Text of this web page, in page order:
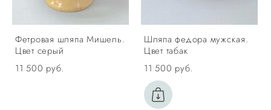
Фетровая шляпа Мишель.
Цвет серый
11 500 pуб.
Шляпа федора мужская.
Цвет табак
11 500 pуб.